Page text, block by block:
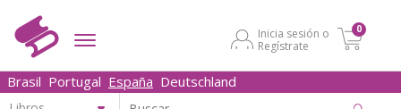
Inicia sesión o
Regístrate
0
Brasil Portugal España Deutschland